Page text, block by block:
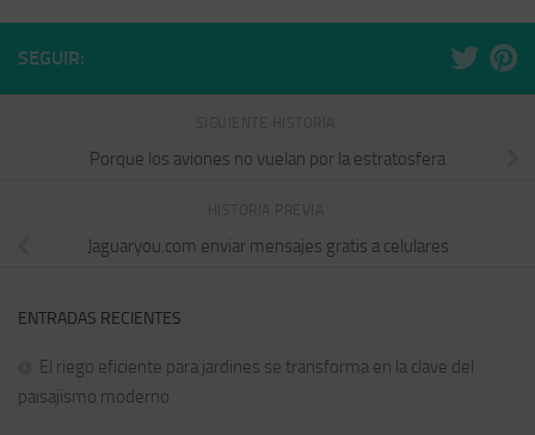
SEGUIR:
Porque los aviones no vuelan por la estratosfera
Jaguaryou.com enviar mensajes gratis a celulares
ENTRADAS RECIENTES
El riego eficiente para jardines se transforma en la clave del
paisajismo moderno